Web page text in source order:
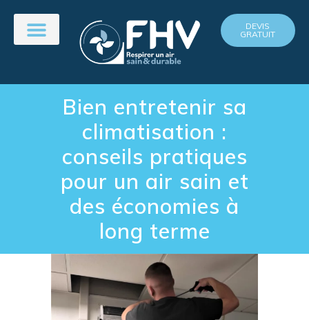
DEVIS
GRATUIT
Bien entretenir sa
climatisation :
conseils pratiques
pour un air sain et
des économies à
long terme